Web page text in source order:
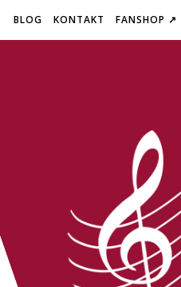
BLOG KONTAKT FANSHOP ↗